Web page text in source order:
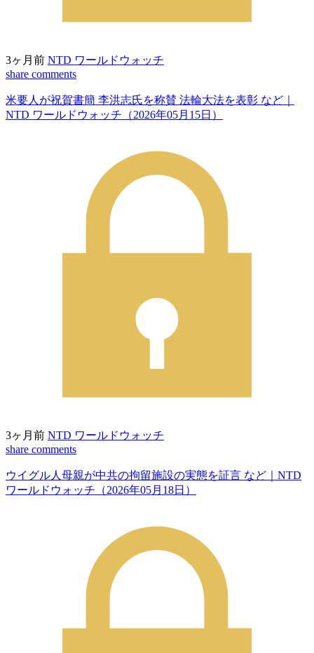
3ヶ月前 NTD ワールドウォッチ
share comments
米要人が祝賀書簡 李洪志氏を称賛 法輪大法を表彰 など｜
NTD ワールドウォッチ（2026年05月15日）
3ヶ月前 NTD ワールドウォッチ
share comments
ウイグル人母親が中共の拘留施設の実態を証言 など｜NTD
ワールドウォッチ（2026年05月18日）